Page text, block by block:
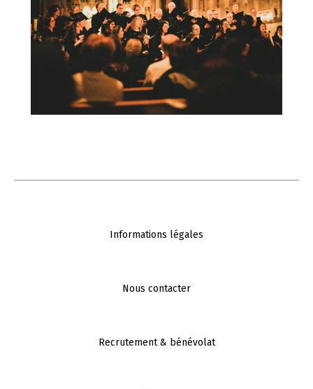
Informations légales
Nous contacter
Recrutement & bénévolat